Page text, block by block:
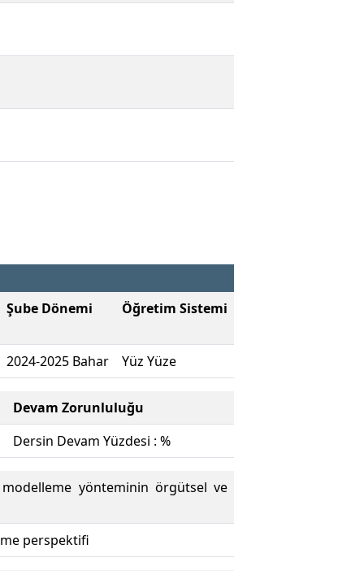
Şube Dönemi Öğretim Sistemi
2024-2025 Bahar Yüz Yüze
Devam Zorunluluğu
Dersin Devam Yüzdesi : %
yönteminin örgütsel ve
perspektifi